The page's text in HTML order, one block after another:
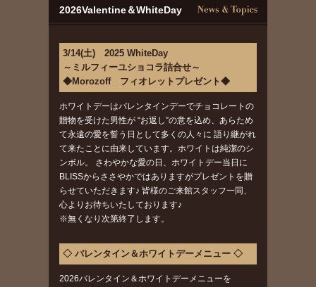
2026Valentine＆WhiteDay
3/14(土) 2025 WhiteDay
～ミルフィーユショコラ詰合せ～
◆Morozoff フィオレットプレゼント◆
ホワイトデーはバレンタインデーでチョコレートの
贈物を受けた男性が “お返し”の意を込め、あらため
て永遠の愛を誓う日として多くの人々に 語り継がれ
て来たことに由来しています。ホワイトは純潔のシ
ンボル。 さわやかな愛の日、ホワイトデー当日に
BLISSからささやかではありますがプレゼントを贈
らせていただきます♪ 皆様のご来館スタッフ一同、
心よりお待ちいたしております♪
※無くなり次第終了します。
◇ バレンタイン＆ホワイトデーメニュー ◇
2026バレンタイン＆ホワイトデーメニューを